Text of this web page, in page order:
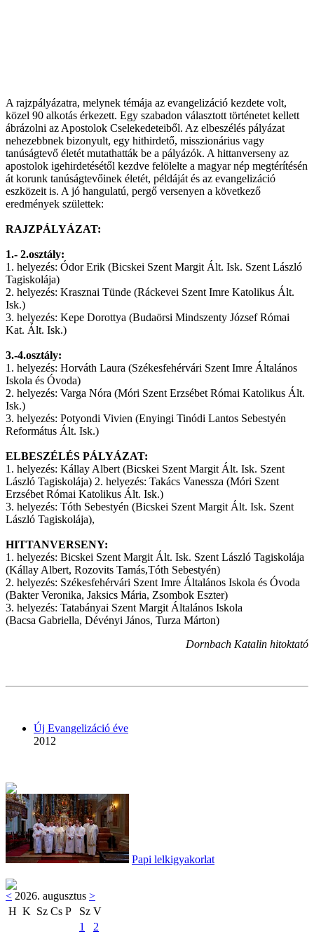
A rajzpályázatra, melynek témája az evangelizáció kezdete volt,
közel 90 alkotás érkezett. Egy szabadon választott történetet kellett
ábrázolni az Apostolok Cselekedeteiből. Az elbeszélés pályázat
nehezebbnek bizonyult, egy hithirdető, misszionárius vagy
tanúságtevő életét mutathatták be a pályázók. A hittanverseny az
apostolok igehirdetésétől kezdve felölelte a magyar nép megtérítésén
át korunk tanúságtevőinek életét, példáját és az evangelizáció
eszközeit is. A jó hangulatú, pergő versenyen a következő
eredmények születtek:
RAJZPÁLYÁZAT:
1.- 2.osztály:
1. helyezés: Ódor Erik (Bicskei Szent Margit Ált. Isk. Szent László
Tagiskolája)
2. helyezés: Krasznai Tünde (Ráckevei Szent Imre Katolikus Ált.
Isk.)
3. helyezés: Kepe Dorottya (Budaörsi Mindszenty József Római
Kat. Ált. Isk.)
3.-4.osztály:
1. helyezés: Horváth Laura (Székesfehérvári Szent Imre Általános
Iskola és Óvoda)
2. helyezés: Varga Nóra (Móri Szent Erzsébet Római Katolikus Ált.
Isk.)
3. helyezés: Potyondi Vivien (Enyingi Tinódi Lantos Sebestyén
Református Ált. Isk.)
ELBESZÉLÉS PÁLYÁZAT:
1. helyezés: Kállay Albert (Bicskei Szent Margit Ált. Isk. Szent
László Tagiskolája) 2. helyezés: Takács Vanessza (Móri Szent
Erzsébet Római Katolikus Ált. Isk.)
3. helyezés: Tóth Sebestyén (Bicskei Szent Margit Ált. Isk. Szent
László Tagiskolája),
HITTANVERSENY:
1. helyezés: Bicskei Szent Margit Ált. Isk. Szent László Tagiskolája
(Kállay Albert, Rozovits Tamás,Tóth Sebestyén)
2. helyezés: Székesfehérvári Szent Imre Általános Iskola és Óvoda
(Bakter Veronika, Jaksics Mária, Zsombok Eszter)
3. helyezés: Tatabányai Szent Margit Általános Iskola
(Bacsa Gabriella, Dévényi János, Turza Márton)
Dornbach Katalin hitoktató
Új Evangelizáció éve
2012
Papi lelkigyakorlat
< 2026. augusztus >
H K Sz Cs P Sz V
1
2